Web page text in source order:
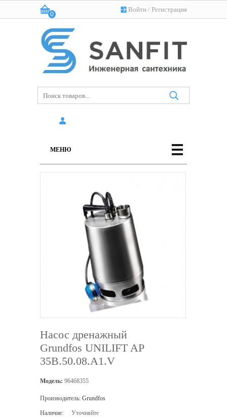
Войти / Регистрация
Корзина:
0
(пусто)
МЕНЮ
Насос дренажный
Grundfos UNILIFT AP
35B.50.08.A1.V
Модель: 96468355
Производитель: Grundfos
Наличие: Уточняйте